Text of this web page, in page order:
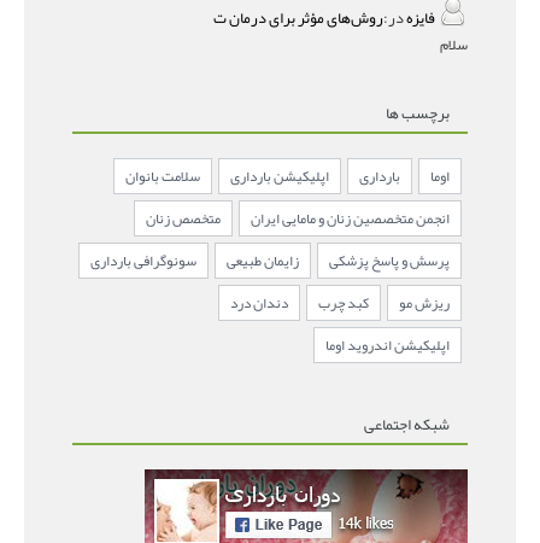
فایزهدر:روش‌های مؤثر برای درمان ت
سلام
برچسب ها
اوما بارداری اپلیکیشن بارداری
سلامت بانوان
انجمن متخصصین زنان و مامایی ایران
متخصص زنان
پرسش و پاسخ پزشکی
زایمان طبیعی
سونوگرافی بارداری
ریزش مو
کبد چرب
دندان درد
اپلیکیشن اندروید اوما
شبکه اجتماعی